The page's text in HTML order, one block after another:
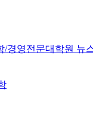
/경영전문대학원 뉴